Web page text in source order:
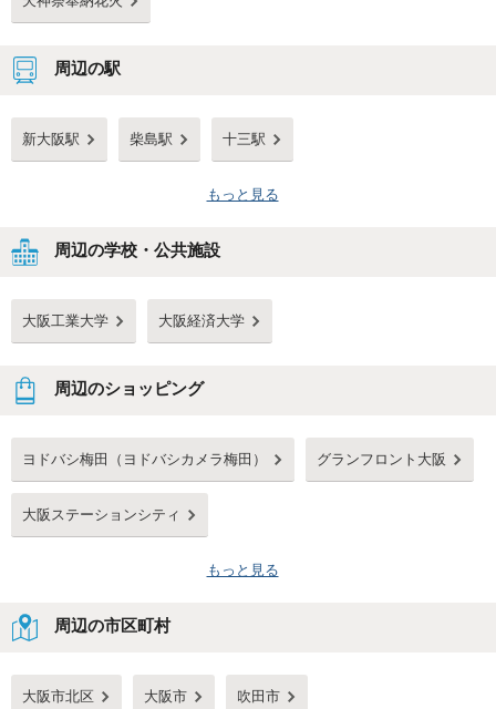
周辺の駅
新大阪駅 柴島駅 十三駅
もっと見る
周辺の学校・公共施設
大阪工業大学 大阪経済大学
周辺のショッピング
ヨドバシ梅田（ヨドバシカメラ梅田） グランフロント大阪
大阪ステーションシティ
もっと見る
周辺の市区町村
大阪市北区 大阪市 吹田市